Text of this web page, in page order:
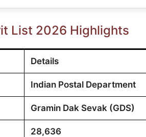
List 2026 Highlights
Details
Indian Postal Department
Gramin Dak Sevak (GDS)
28,636